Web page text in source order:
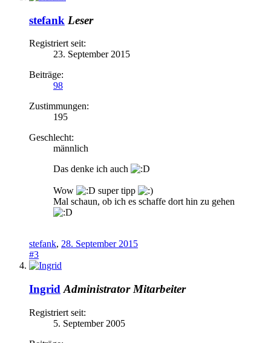
stefank Leser
Registriert seit:
23. September 2015
Beiträge:
98
Zustimmungen:
195
Geschlecht:
männlich
Das denke ich auch
Wow
super tipp
Mal schaun, ob ich es schaffe dort hin zu gehen
stefank, 28. September 2015
#3
Ingrid Administrator Mitarbeiter
Registriert seit:
5. September 2005